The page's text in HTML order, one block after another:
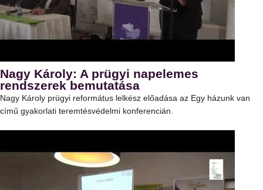
Nagy Károly: A prügyi napelemes
rendszerek bemutatása
Nagy Károly prügyi református lelkész előadása az Egy házunk van
című gyakorlati teremtésvédelmi konferencián.